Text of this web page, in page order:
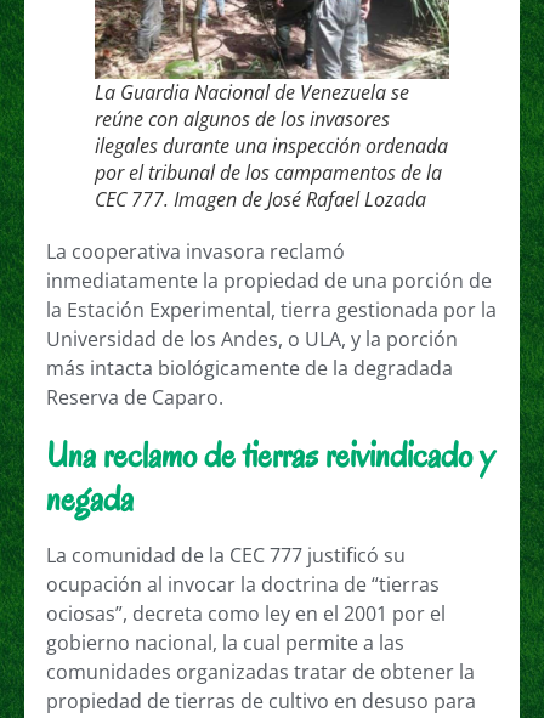
La Guardia Nacional de Venezuela se
reúne con algunos de los invasores
ilegales durante una inspección ordenada
por el tribunal de los campamentos de la
CEC 777. Imagen de José Rafael Lozada
La cooperativa invasora reclamó
inmediatamente la propiedad de una porción de
la Estación Experimental, tierra gestionada por la
Universidad de los Andes, o ULA, y la porción
más intacta biológicamente de la degradada
Reserva de Caparo.
Una reclamo de tierras reivindicado y
negada
La comunidad de la CEC 777 justificó su
ocupación al invocar la doctrina de “tierras
ociosas”, decreta como ley en el 2001 por el
gobierno nacional, la cual permite a las
comunidades organizadas tratar de obtener la
propiedad de tierras de cultivo en desuso para